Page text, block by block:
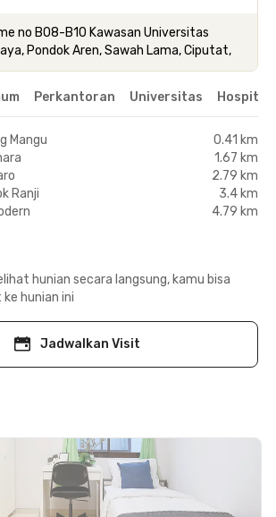
no B08-B10 Kawasan Universitas
Pondok Aren, Sawah Lama, Ciputat,
Perkantoran Universitas Hospital
Mangu
0.41 km
1.67 km
2.79 km
Ranji
3.4 km
4.79 km
hunian secara langsung, kamu bisa
hunian ini
Jadwalkan Visit